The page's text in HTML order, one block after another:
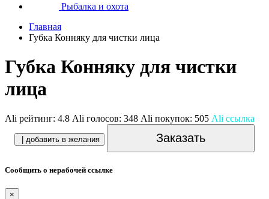
Рыбалка и охота
Главная
Губка Конняку для чистки лица
Губка Конняку для чистки
лица
Ali рейтинг: 4.8 Ali голосов: 348 Ali покупок: 505 Ali ссылка
| добавить в желания Заказать
Сообщить о нерабочей ссылке
×